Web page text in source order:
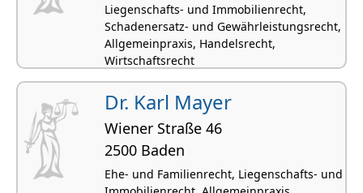
Liegenschafts- und Immobilienrecht,
Schadenersatz- und Gewährleistungsrecht,
Allgemeinpraxis, Handelsrecht,
Wirtschaftsrecht
Dr. Karl Mayer
Wiener Straße 46
2500 Baden
Ehe- und Familienrecht, Liegenschafts- und